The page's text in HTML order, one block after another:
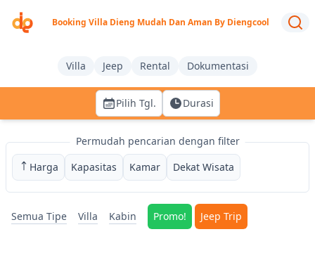
Booking Villa Dieng Mudah Dan Aman By Diengcool
Villa Jeep Rental Dokumentasi
Pilih Tgl. Durasi
Cari akomodasi
Permudah pencarian dengan filter
Harga
Kapasitas Kamar Dekat Wisata
Semua Tipe Villa Kabin Promo! Jeep Trip